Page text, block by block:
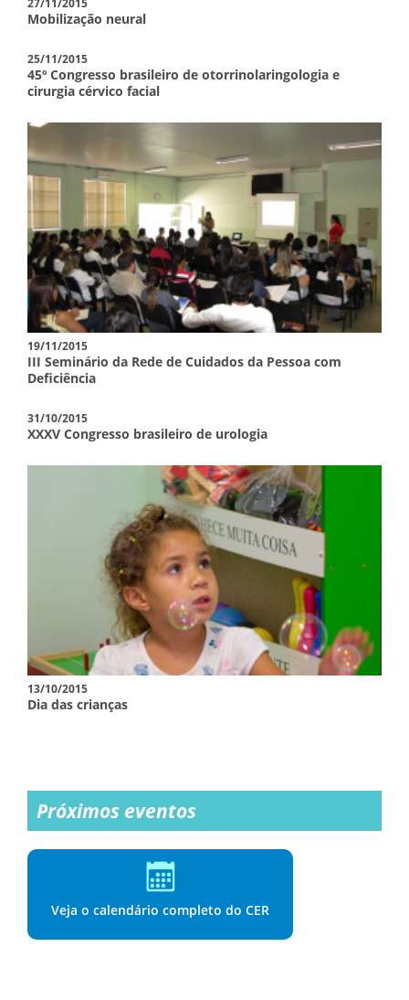
27/11/2015
Mobilização neural
25/11/2015
45º Congresso brasileiro de otorrinolaringologia e
cirurgia cérvico facial
19/11/2015
III Seminário da Rede de Cuidados da Pessoa com
Deficiência
31/10/2015
XXXV Congresso brasileiro de urologia
13/10/2015
Dia das crianças
Próximos eventos
Veja o calendário completo do CER